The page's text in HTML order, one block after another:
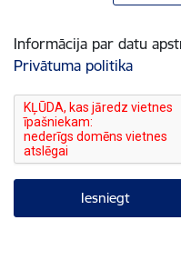
Informācija par datu
Privātuma politika